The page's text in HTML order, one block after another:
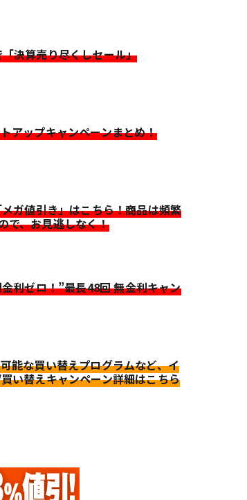
決算売り尽くしセール」
アップキャンペーンまとめ！
ガ値引き」はこちら！商品は頻繁
で、お見逃しなく！
利ゼロ！”最長48回 無金利キャン
能な買い替えプログラムなど、イ
い替えキャンペーン詳細はこちら